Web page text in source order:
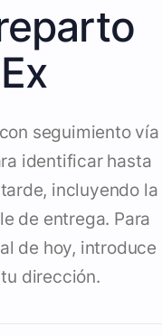
seguimiento vía
identificar hasta
incluyendo la
de entrega. Para
de hoy, introduce
dirección.